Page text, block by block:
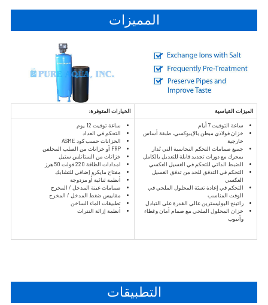
المميزات
الميزات القياسية الخيارات المتوفرة:
ساعة التوقيت 7 أيام
خزان فولاذي مبطن بالإيبوكسي، طبقة أساس
خارجية
جميع صمامات التحكم النحاسية التي تُدار
بمحرك مع دورات تجديد قابلة للتعديل بالكامل
الضبط الذاتي للتحكم في الغسيل العكسي
التحكم في التدفق للحد من تدفق الغسيل
العكسي
التحكم في إعادة تعبئة المحلول الملحي في
الوقت المناسب
راتينج البوليسترين عالي القدرة على التبادل
خزان المحلول الملحي مع صمام أمان وغطاء
وأنبوب
ساعة توقيت 12 يوم
التحكم في العداد
الخزانات حسب كود ASME
FRP أو خزانات من الصلب المجلفن
خزانات من الستانلس ستيل
امدادات الطاقة 220 فولت 50 هرز
مفتاح مايكرو إضافي للتشابك
أنظمة ثنائية أو مزدوجة
صمامات عينة المدخل / المخرج
مقاييس ضغط المدخل / المخرج
تطبيقات الماء الساخن
أنظمة إزالة النترات
التطبيقات